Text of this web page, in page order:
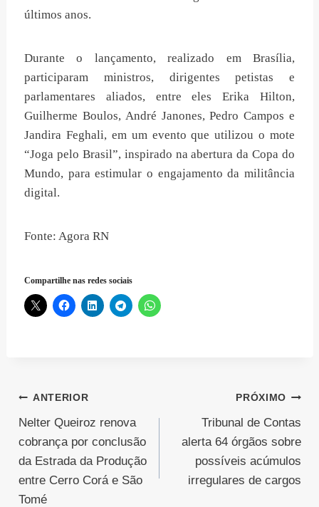
últimos anos.
Durante o lançamento, realizado em Brasília,
participaram ministros, dirigentes petistas e
parlamentares aliados, entre eles Erika Hilton,
Guilherme Boulos, André Janones, Pedro Campos e
Jandira Feghali, em um evento que utilizou o mote
“Joga pelo Brasil”, inspirado na abertura da Copa do
Mundo, para estimular o engajamento da militância
digital.
Fonte: Agora RN
Compartilhe nas redes sociais
Navegação
de
Post
ANTERIOR
Nelter Queiroz renova
cobrança por conclusão
da Estrada da Produção
entre Cerro Corá e São
Tomé
PRÓXIMO
Tribunal de Contas
alerta 64 órgãos sobre
possíveis acúmulos
irregulares de cargos